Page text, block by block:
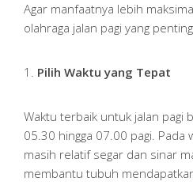
Agar manfaatnya lebih
olahraga jalan pagi yang
1. Pilih Waktu yang Tepat
Waktu terbaik untuk jalan pagi
05.30 hingga 07.00 pagi.
masih relatif segar dan sinar
membantu tubuh